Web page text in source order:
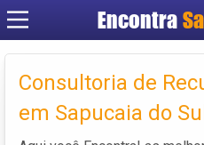
Encontra
Consultoria de
em Sapucaia do